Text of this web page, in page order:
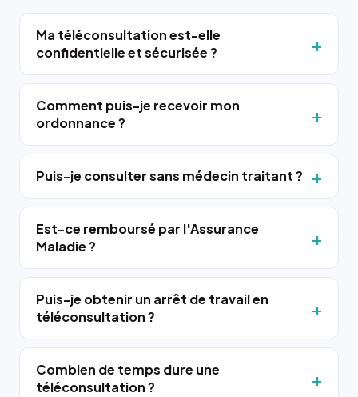
Ma téléconsultation est-elle
confidentielle et sécurisée ?
Comment puis-je recevoir mon
ordonnance ?
Puis-je consulter sans médecin traitant ?
Est-ce remboursé par l'Assurance
Maladie ?
Puis-je obtenir un arrêt de travail en
téléconsultation ?
Combien de temps dure une
téléconsultation ?